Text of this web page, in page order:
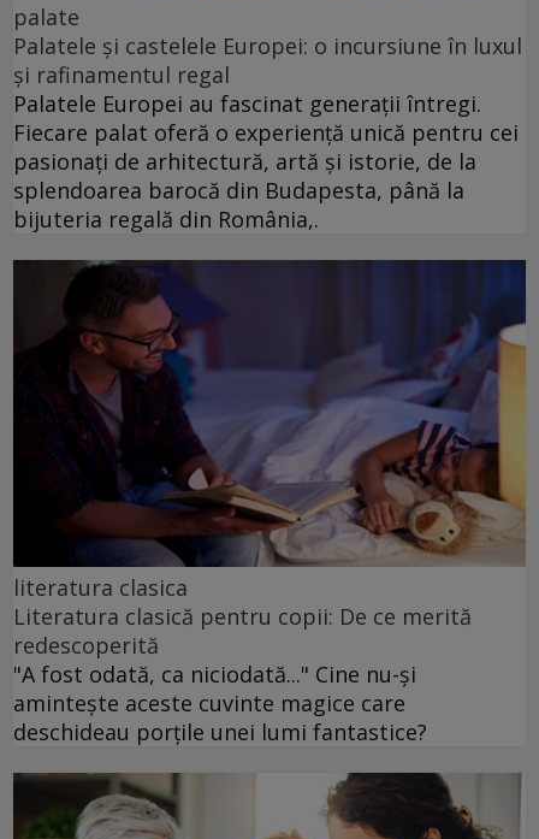
palate
Palatele și castelele Europei: o incursiune în luxul
și rafinamentul regal
Palatele Europei au fascinat generații întregi.
Fiecare palat oferă o experiență unică pentru cei
pasionați de arhitectură, artă și istorie, de la
splendoarea barocă din Budapesta, până la
bijuteria regală din România,.
literatura clasica
Literatura clasică pentru copii: De ce merită
redescoperită
"A fost odată, ca niciodată..." Cine nu-și
amintește aceste cuvinte magice care
deschideau porțile unei lumi fantastice?